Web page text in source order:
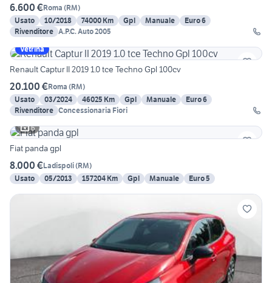
6.600 €Roma (RM)
Usato
10/2018 74000 Km Gpl Manuale
Euro 6
Rivenditore A.P.C. Auto 2005
Vetrina
Renault Captur II 2019 1.0 tce Techno Gpl 100cv
20.100 €Roma (RM)
Usato
03/2024 46025 Km Gpl Manuale
Euro 6
Rivenditore Concessionaria Fiori
6
Fiat panda gpl
8.000 €Ladispoli(RM)
Usato
05/2013 157204 Km Gpl Manuale Euro 5